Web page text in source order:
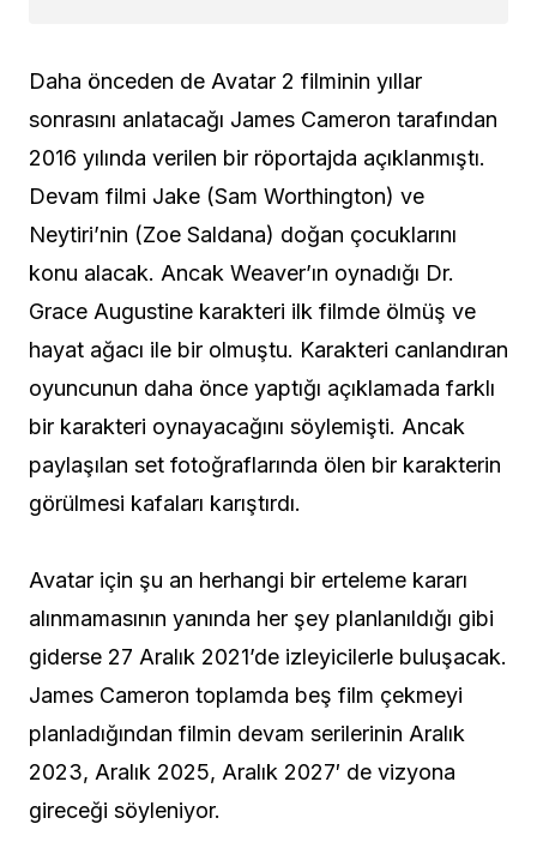
Daha önceden de Avatar 2 filminin yıllar
sonrasını anlatacağı James Cameron tarafından
2016 yılında verilen bir röportajda açıklanmıştı.
Devam filmi Jake (Sam Worthington) ve
Neytiri’nin (Zoe Saldana) doğan çocuklarını
konu alacak. Ancak Weaver’ın oynadığı Dr.
Grace Augustine karakteri ilk filmde ölmüş ve
hayat ağacı ile bir olmuştu. Karakteri canlandıran
oyuncunun daha önce yaptığı açıklamada farklı
bir karakteri oynayacağını söylemişti. Ancak
paylaşılan set fotoğraflarında ölen bir karakterin
görülmesi kafaları karıştırdı.
Avatar için şu an herhangi bir erteleme kararı
alınmamasının yanında her şey planlanıldığı gibi
giderse 27 Aralık 2021’de izleyicilerle buluşacak.
James Cameron toplamda beş film çekmeyi
planladığından filmin devam serilerinin Aralık
2023, Aralık 2025, Aralık 2027′ de vizyona
gireceği söyleniyor.